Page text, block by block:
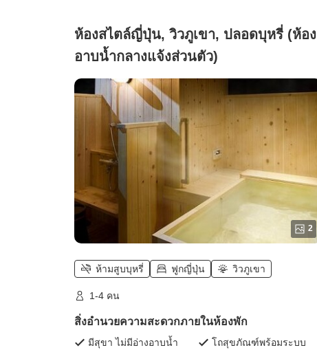
ห้องสไตล์ญี่ปุ่น, วิวภูเขา, ปลอดบุหรี่ (ห้อง
อาบน้ำกลางแจ้งส่วนตัว)
2
ห้ามสูบบุหรี่ ฟูกญี่ปุ่น วิวภูเขา
1-4 คน
สิ่งอำนวยความสะดวกภายในห้องพัก
มีสุขา ไม่มีอ่างอาบน้ำ
โถสุขภัณฑ์พร้อมระบบ